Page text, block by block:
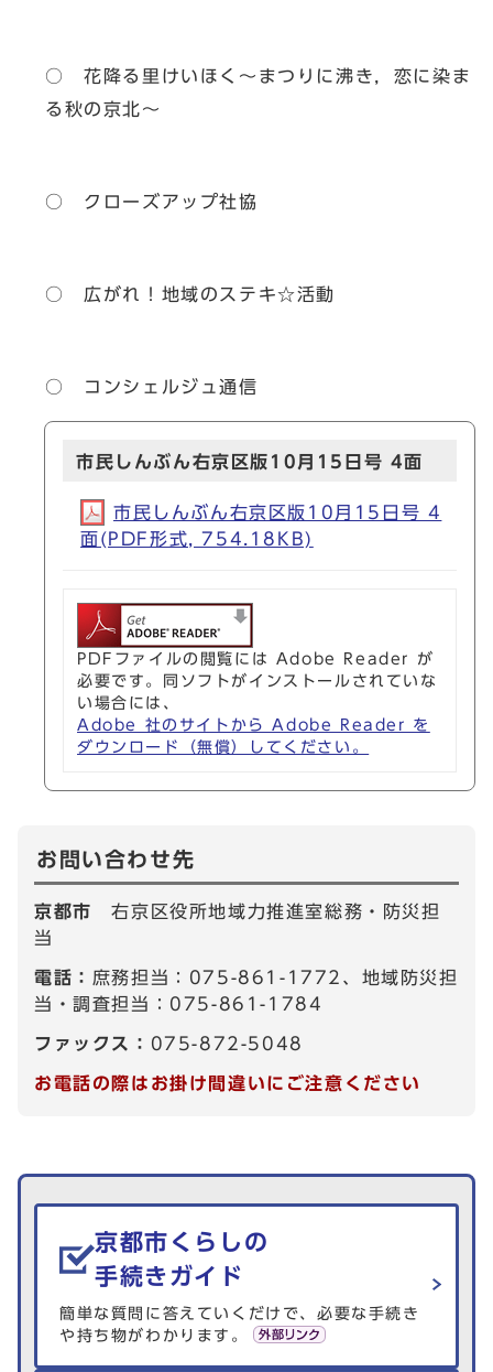
○ 花降る里けいほく～まつりに沸き，恋に染ま
る秋の京北～
○ クローズアップ社協
○ 広がれ！地域のステキ☆活動
○ コンシェルジュ通信
市民しんぶん右京区版10月15日号 4面
市民しんぶん右京区版10月15日号 4
面(PDF形式, 754.18KB)
PDFファイルの閲覧には Adobe Reader が
必要です。同ソフトがインストールされていな
い場合には、
Adobe 社のサイトから Adobe Reader を
ダウンロード（無償）してください。
お問い合わせ先
京都市右京区役所地域力推進室総務・防災担
当
電話： 庶務担当：075-861-1772、地域防災担
当・調査担当：075-861-1784
ファックス： 075-872-5048
お電話の際はお掛け間違いにご注意ください
生活情報を探す
京都市くらしの
手続きガイド
簡単な質問に答えていくだけで、必要な手続き
や持ち物がわかります。